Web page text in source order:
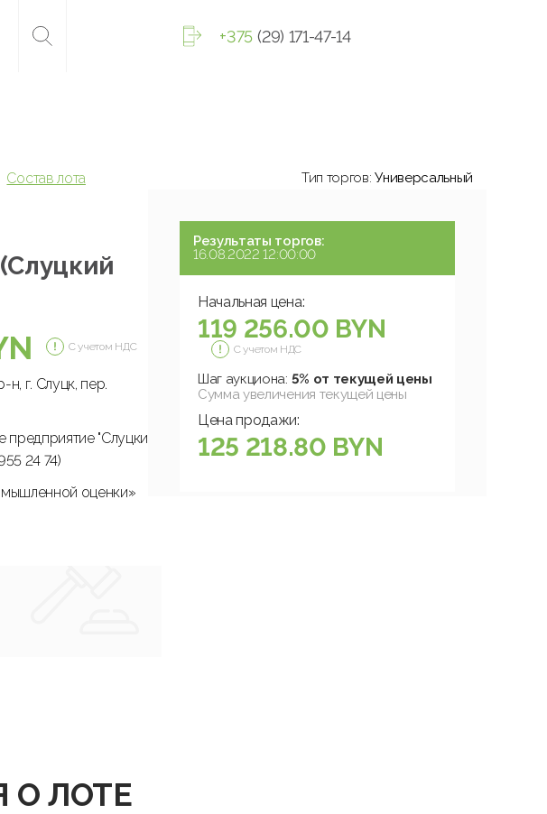
+375 (29) 171-47-14
Состав лота
С учетом НДС
н, г. Слуцк, пер.
"Слуцкий
24 74)
оценки»
Тип торгов:Универсальный
Результаты торгов:
16.08.2022 12:00:00
Начальная цена:
119 256.00 BYN
С учетом НДС
Шаг аукциона: 5% от текущей цены
Сумма увеличения текущей цены
Цена продажи:
125 218.80 BYN
О ЛОТЕ